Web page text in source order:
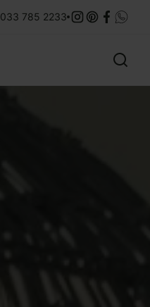
Met aandacht
033 785 2233